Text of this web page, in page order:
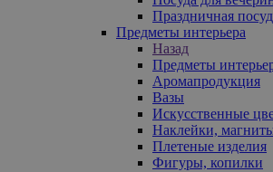
Праздничная
Предметы интерьера
Назад
Предметы
Аромапродукция
Вазы
Искусственные
Наклейки,
Плетеные изделия
Фигуры, копилки